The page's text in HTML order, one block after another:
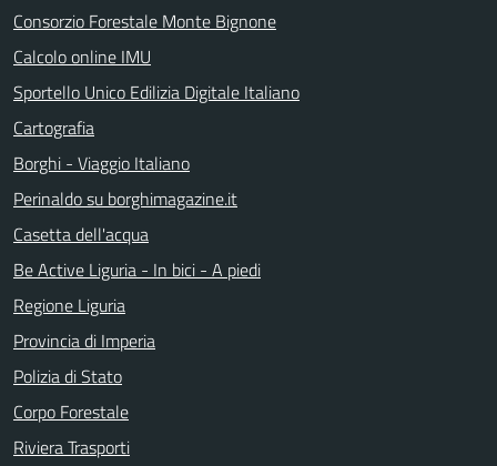
Consorzio Forestale Monte Bignone
Calcolo online IMU
Sportello Unico Edilizia Digitale Italiano
Cartografia
Borghi - Viaggio Italiano
Perinaldo su borghimagazine.it
Casetta dell'acqua
Be Active Liguria - In bici - A piedi
Regione Liguria
Provincia di Imperia
Polizia di Stato
Corpo Forestale
Riviera Trasporti